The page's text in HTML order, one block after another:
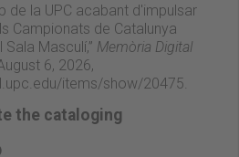
de la UPC acabant d'impulsar
Campionats de Catalunya
Masculí,” Memòria Digital
6, 2026,
items/show/20475
the cataloging